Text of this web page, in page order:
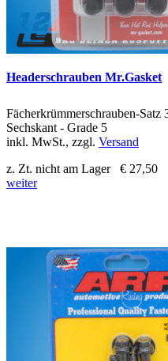
Headerschrauben Mr.Gasket
Fächerkrümmerschrauben-
Sechskant - Grade 5
inkl. MwSt., zzgl. Versand
z. Zt. nicht am Lager
€ 27,50
weiter